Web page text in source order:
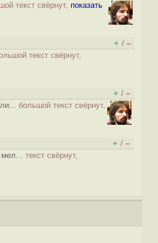
текст свёрнут, показать
+ / –
текст свёрнут,
+ / –
большой текст свёрнут,
+ / –
мел... текст свёрнут,